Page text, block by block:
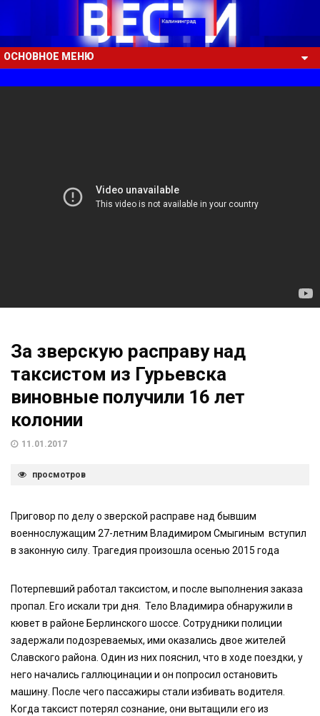
ОСНОВНОЕ МЕНЮ
За зверскую расправу над
таксистом из Гурьевска
виновные получили 16 лет
колонии
11.01.2017
просмотров
Приговор по делу о зверской расправе над бывшим
военнослужащим 27-летним Владимиром Смыгиным вступил
в законную силу. Трагедия произошла осенью 2015 года
Потерпевший работал таксистом, и после выполнения заказа
пропал. Его искали три дня. Тело Владимира обнаружили в
кювет в районе Берлинского шоссе. Сотрудники полиции
задержали подозреваемых, ими оказались двое жителей
Славского района. Один из них пояснил, что в ходе поездки, у
него начались галлюцинации и он попросил остановить
машину. После чего пассажиры стали избивать водителя.
Когда таксист потерял сознание, они вытащили его из